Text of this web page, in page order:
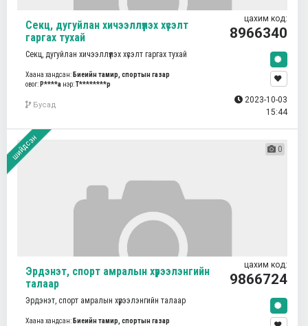
Секц, дугуйлан хичээллүүлэх хүсэлт
гаргах тухай
Секц, дугуйлан хичээллүүлэх хүсэлт гаргах тухай
Хаана хандсан: Биеийн тамир, спортын газар
овог: Р****а нэр:Т********р
Бусад
цахим код:
8966340
2023-10-03
15:44
шийдсэн 0
Эрдэнэт, спорт амралын хүрээлэнгийн
талаар
Эрдэнэт, спорт амралын хүрээлэнгийн талаар
Хаана хандсан: Биеийн тамир, спортын газар
цахим код:
9866724